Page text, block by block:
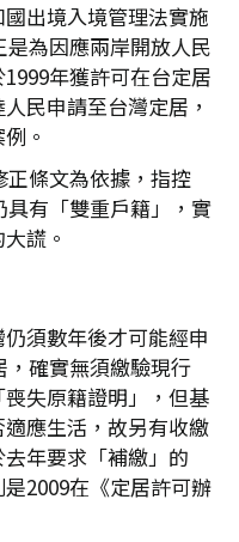
出境入境管理法實施
為因應兩岸開放人民
年獲許可在台定居
民申請至台灣定居，
。
正條文為依據，指控
有「雙重戶籍」，實
謊。
須數年後才可能經申
，確實無須繳驗現行
喪失原籍證明」，但基
應生活，故另有收繳
年要求「補繳」的
是2009在《定居許可辦